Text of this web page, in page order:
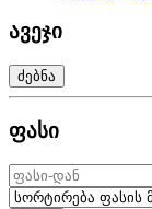
ავეჯი
ძებნა
ფასი